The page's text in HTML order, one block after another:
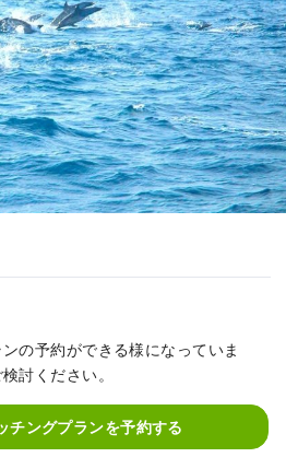
の予約ができる様になっていま
討ください。
チングプランを予約する